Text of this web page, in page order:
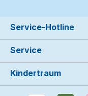
Service-Hotline
Service
Kindertraum